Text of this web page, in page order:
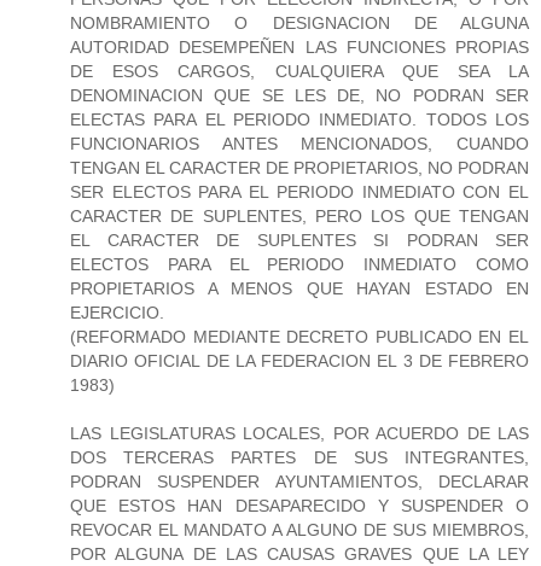
NOMBRAMIENTO O DESIGNACION DE ALGUNA
AUTORIDAD DESEMPEÑEN LAS FUNCIONES PROPIAS
DE ESOS CARGOS, CUALQUIERA QUE SEA LA
DENOMINACION QUE SE LES DE, NO PODRAN SER
ELECTAS PARA EL PERIODO INMEDIATO. TODOS LOS
FUNCIONARIOS ANTES MENCIONADOS, CUANDO
TENGAN EL CARACTER DE PROPIETARIOS, NO PODRAN
SER ELECTOS PARA EL PERIODO INMEDIATO CON EL
CARACTER DE SUPLENTES, PERO LOS QUE TENGAN
EL CARACTER DE SUPLENTES SI PODRAN SER
ELECTOS PARA EL PERIODO INMEDIATO COMO
PROPIETARIOS A MENOS QUE HAYAN ESTADO EN
EJERCICIO.
(REFORMADO MEDIANTE DECRETO PUBLICADO EN EL
DIARIO OFICIAL DE LA FEDERACION EL 3 DE FEBRERO
1983)
LAS LEGISLATURAS LOCALES, POR ACUERDO DE LAS
DOS TERCERAS PARTES DE SUS INTEGRANTES,
PODRAN SUSPENDER AYUNTAMIENTOS, DECLARAR
QUE ESTOS HAN DESAPARECIDO Y SUSPENDER O
REVOCAR EL MANDATO A ALGUNO DE SUS MIEMBROS,
POR ALGUNA DE LAS CAUSAS GRAVES QUE LA LEY